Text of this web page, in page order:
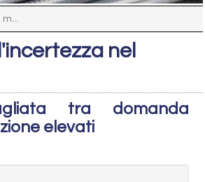
nel
tra domanda
elevati